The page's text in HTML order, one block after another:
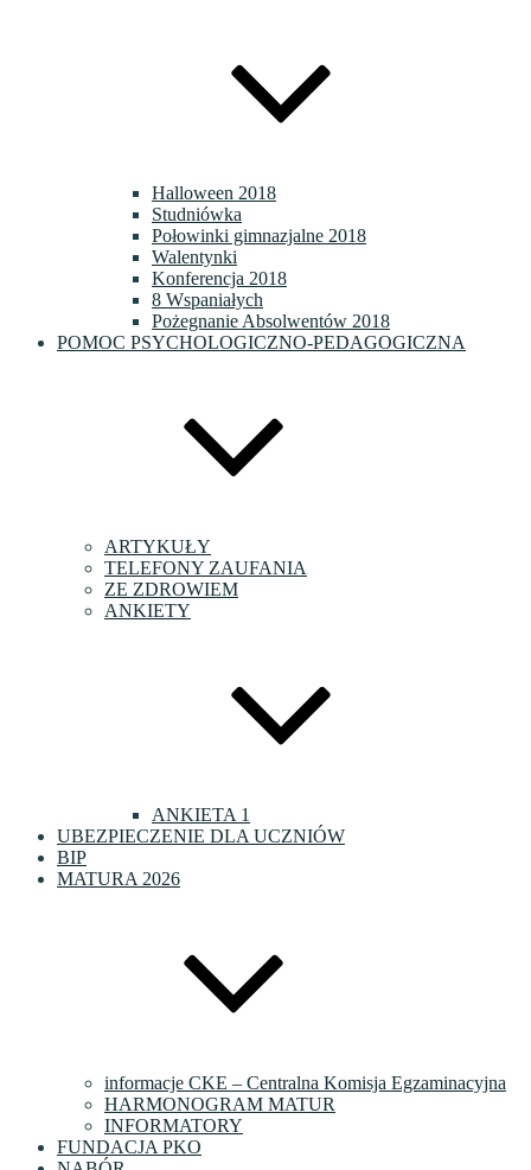
Halloween 2018
Studniówka
Połowinki gimnazjalne 2018
Walentynki
Konferencja 2018
8 Wspaniałych
Pożegnanie Absolwentów 2018
POMOC PSYCHOLOGICZNO-PEDAGOGICZNA
ARTYKUŁY
TELEFONY ZAUFANIA
ZE ZDROWIEM
ANKIETY
ANKIETA 1
UBEZPIECZENIE DLA UCZNIÓW
BIP
MATURA 2026
informacje CKE – Centralna Komisja Egzaminacyjna
HARMONOGRAM MATUR
INFORMATORY
FUNDACJA PKO